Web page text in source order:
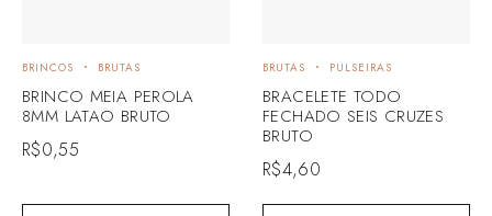
BRINCOS BRUTAS
BRINCO MEIA PEROLA
8MM LATAO BRUTO
R$0,55
BRUTAS PULSEIRAS
BRACELETE TODO
FECHADO SEIS CRUZES
BRUTO
R$4,60